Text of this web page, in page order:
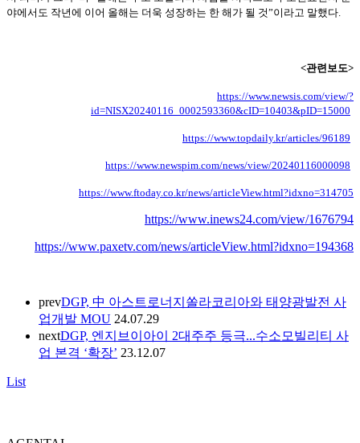
야에서도 작년에 이어 올해는 더욱 성장하는 한 해가 될 것”이라고 말했다.
<관련보도>
https://www.newsis.com/view/?
id=NISX20240116_0002593360&cID=10403&pID=15000
https://www.topdaily.kr/articles/96189
https://www.newspim.com/news/view/20240116000098
https://www.ftoday.co.kr/news/articleView.html?idxno=314705
https://www.inews24.com/view/1676794
https://www.paxetv.com/news/articleView.html?idxno=194368
prevDGP, 中 아스트로너지쏠라코리아와 태양광발전 사
업개발 MOU 24.07.29
nextDGP, 엔지브이아이 2대주주 등극...수소모빌리티 사
업 본격 ‘확장’ 23.12.07
List